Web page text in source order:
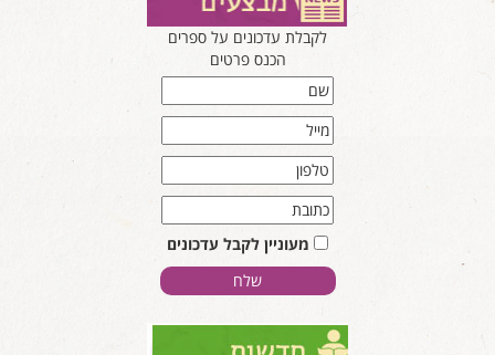
לקבלת עדכונים על ספרים
הכנס פרטים
מעוניין לקבל עדכונים